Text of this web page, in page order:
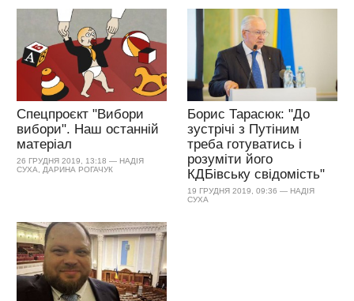
Спецпроєкт "Вибори
вибори". Наш останній
матеріал
26 ГРУДНЯ 2019, 13:18 — НАДІЯ
СУХА, ДАРИНА РОГАЧУК
Борис Тарасюк: "До
зустрічі з Путіним
треба готуватись і
розуміти його
КДБівську свідомість"
19 ГРУДНЯ 2019, 09:36 — НАДІЯ
СУХА